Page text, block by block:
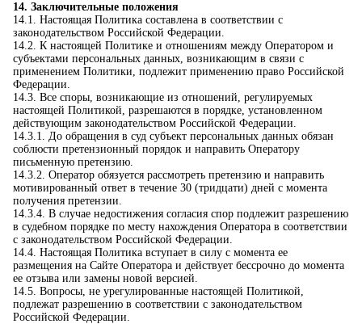
14. Заключительные положения
14.1. Настоящая Политика составлена в соответствии с
законодательством Российской Федерации.
14.2. К настоящей Политике и отношениям между Оператором и
субъектами персональных данных, возникающим в связи с
применением Политики, подлежит применению право Российской
Федерации.
14.3. Все споры, возникающие из отношений, регулируемых
настоящей Политикой, разрешаются в порядке, установленном
действующим законодательством Российской Федерации.
14.3.1. До обращения в суд субъект персональных данных обязан
соблюсти претензионный порядок и направить Оператору
письменную претензию.
14.3.2. Оператор обязуется рассмотреть претензию и направить
мотивированный ответ в течение 30 (тридцати) дней с момента
получения претензии.
14.3.4. В случае недостижения согласия спор подлежит разрешению
в судебном порядке по месту нахождения Оператора в соответствии
с законодательством Российской Федерации.
14.4. Настоящая Политика вступает в силу с момента ее
размещения на Сайте Оператора и действует бессрочно до момента
ее отзыва или замены новой версией.
14.5. Вопросы, не урегулированные настоящей Политикой,
подлежат разрешению в соответствии с законодательством
Российской Федерации.